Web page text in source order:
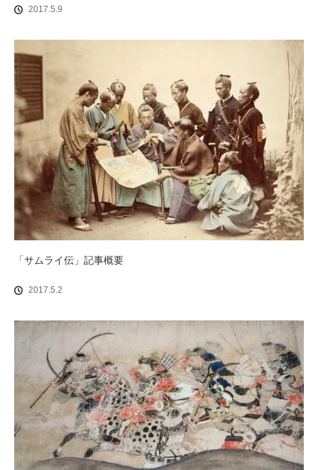
2017.5.9
「サムライ伝」記事概要
2017.5.2